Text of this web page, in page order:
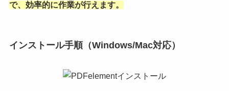
で、効率的に作業が行えます。
インストール手順（Windows/Mac対応）